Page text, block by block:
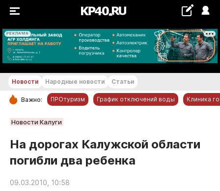
РЕКЛАМА
+29...+30 °С
РУБРИКИ
Новости компаний
Статьи
Народные новости
Новости Народные новости Статьи
Важно: ПРОтуризм График отключений воды Клиника
Новости Калуги
На дорогах Калужской области
погибли два ребенка
09.03.2010, 10:58